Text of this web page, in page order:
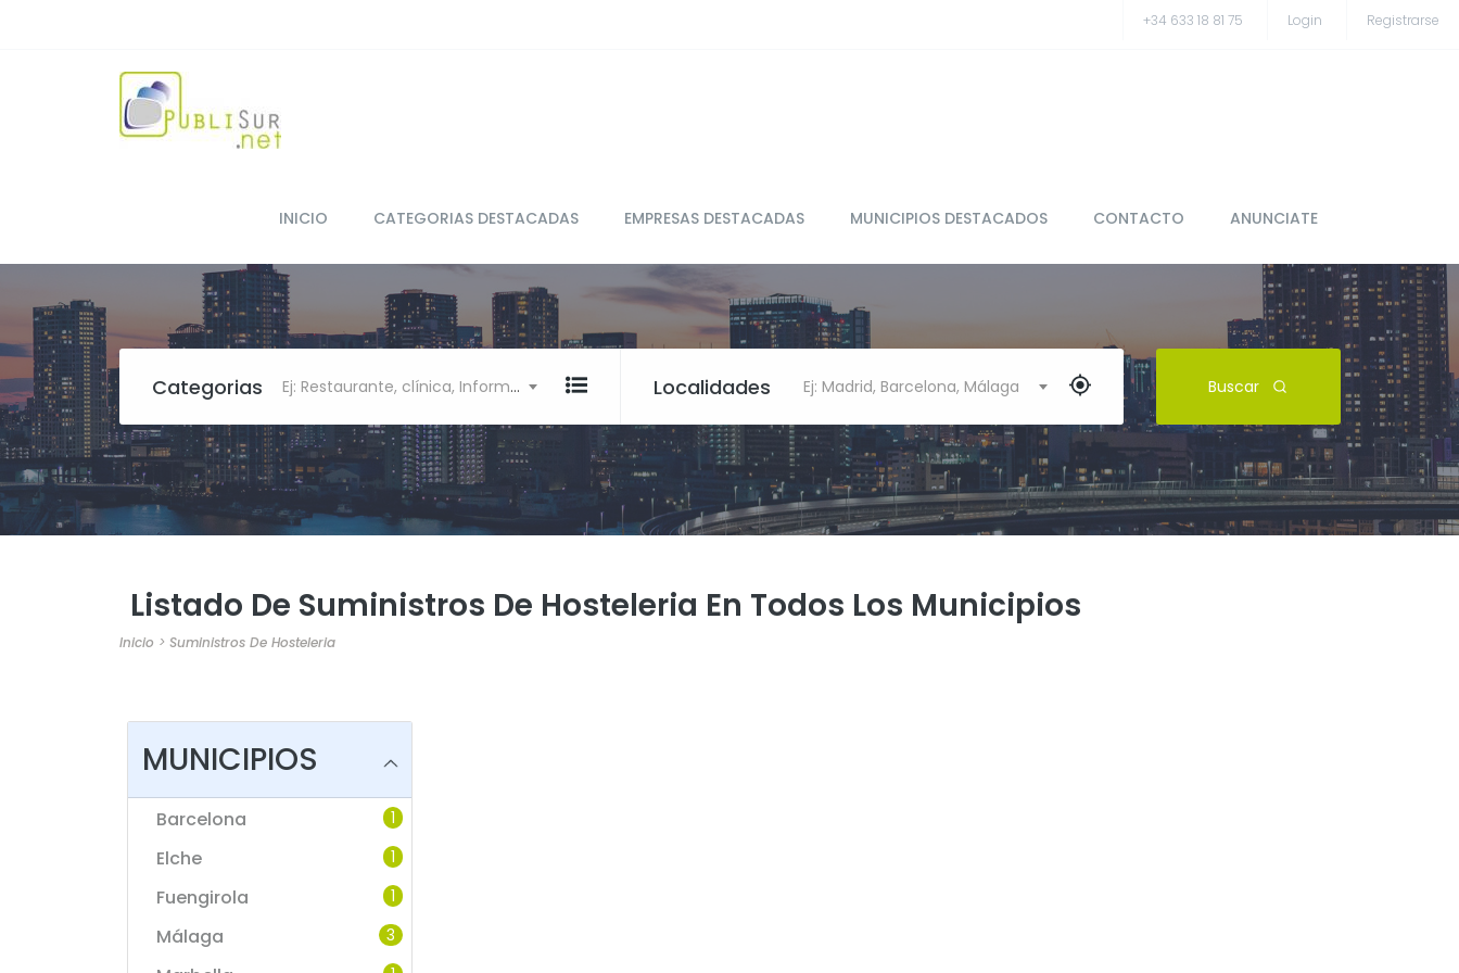
+34 633 18 81 75 Login Registrarse
INICIO CATEGORIAS DESTACADAS EMPRESAS DESTACADAS MUNICIPIOS DESTACADOS CONTACTO ANUNCIATE
Categorias Ej: Restaurante, clínica, Informática Localidades Ej: Madrid, Barcelona, Málaga Buscar
Listado De Suministros De Hosteleria En Todos Los Municipios
Inicio > Suministros De Hosteleria
MUNICIPIOS
Barcelona 1
Elche 1
Fuengirola 1
Málaga 3